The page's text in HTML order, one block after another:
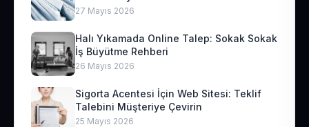
27 Mayıs 2026
Halı Yıkamada Online Talep: Sokak Sokak
İş Büyütme Rehberi
26 Mayıs 2026
Sigorta Acentesi İçin Web Sitesi: Teklif
Talebini Müşteriye Çevirin
25 Mayıs 2026